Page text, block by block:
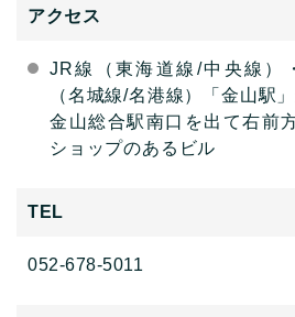
アクセス
JR線（東海道線/中央線）
（名城線/名港線）「金山駅
金山総合駅南口を出て右前
ショップのあるビル
TEL
052-678-5011